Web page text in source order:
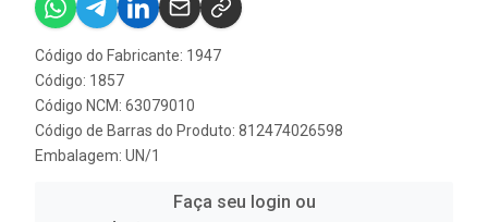
Código do Fabricante: 1947
Código: 1857
Código NCM: 63079010
Código de Barras do Produto: 812474026598
Embalagem: UN/1
Faça seu login ou